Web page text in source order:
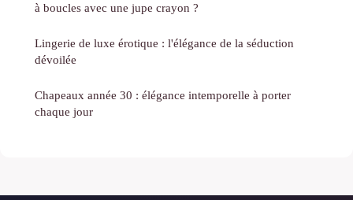
à boucles avec une jupe crayon ?
Lingerie de luxe érotique : l'élégance de la séduction
dévoilée
Chapeaux année 30 : élégance intemporelle à porter
chaque jour